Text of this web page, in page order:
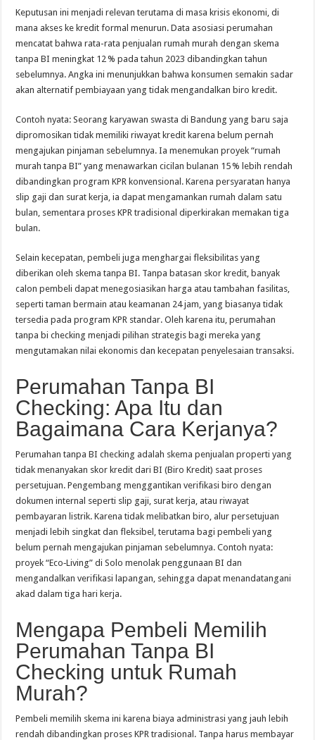
Keputusan ini menjadi relevan terutama di masa krisis ekonomi, di
mana akses ke kredit formal menurun. Data asosiasi perumahan
mencatat bahwa rata-rata penjualan rumah murah dengan skema
tanpa BI meningkat 12 % pada tahun 2023 dibandingkan tahun
sebelumnya. Angka ini menunjukkan bahwa konsumen semakin sadar
akan alternatif pembiayaan yang tidak mengandalkan biro kredit.
Contoh nyata: Seorang karyawan swasta di Bandung yang baru saja
dipromosikan tidak memiliki riwayat kredit karena belum pernah
mengajukan pinjaman sebelumnya. Ia menemukan proyek “rumah
murah tanpa BI” yang menawarkan cicilan bulanan 15 % lebih rendah
dibandingkan program KPR konvensional. Karena persyaratan hanya
slip gaji dan surat kerja, ia dapat mengamankan rumah dalam satu
bulan, sementara proses KPR tradisional diperkirakan memakan tiga
bulan.
Selain kecepatan, pembeli juga menghargai fleksibilitas yang
diberikan oleh skema tanpa BI. Tanpa batasan skor kredit, banyak
calon pembeli dapat menegosiasikan harga atau tambahan fasilitas,
seperti taman bermain atau keamanan 24 jam, yang biasanya tidak
tersedia pada program KPR standar. Oleh karena itu, perumahan
tanpa bi checking menjadi pilihan strategis bagi mereka yang
mengutamakan nilai ekonomis dan kecepatan penyelesaian transaksi.
Perumahan Tanpa BI
Checking: Apa Itu dan
Bagaimana Cara Kerjanya?
Perumahan tanpa BI checking adalah skema penjualan properti yang
tidak menanyakan skor kredit dari BI (Biro Kredit) saat proses
persetujuan. Pengembang menggantikan verifikasi biro dengan
dokumen internal seperti slip gaji, surat kerja, atau riwayat
pembayaran listrik. Karena tidak melibatkan biro, alur persetujuan
menjadi lebih singkat dan fleksibel, terutama bagi pembeli yang
belum pernah mengajukan pinjaman sebelumnya. Contoh nyata:
proyek “Eco‑Living” di Solo menolak penggunaan BI dan
mengandalkan verifikasi lapangan, sehingga dapat menandatangani
akad dalam tiga hari kerja.
Mengapa Pembeli Memilih
Perumahan Tanpa BI
Checking untuk Rumah
Murah?
Pembeli memilih skema ini karena biaya administrasi yang jauh lebih
rendah dibandingkan proses KPR tradisional. Tanpa harus membayar